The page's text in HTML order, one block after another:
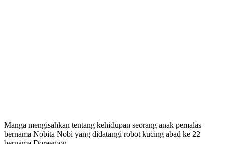
Manga mengisahkan tentang kehidupan seorang anak pemalas
bernama Nobita Nobi yang didatangi robot kucing abad ke 22